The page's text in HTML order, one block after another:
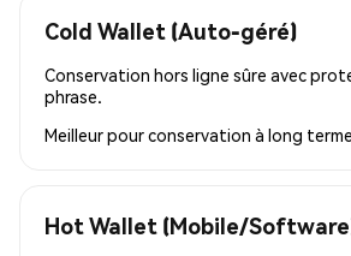
Cold Wallet (Auto-géré)
Conservation hors ligne sûre avec
phrase.
Meilleur pourconservation à long terme
Hot Wallet (Mobile/